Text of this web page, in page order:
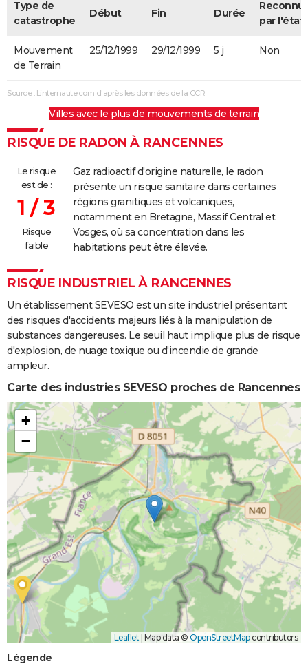
Type de
catastrophe
Début Fin Durée
par l'état
Mouvement
de Terrain
25/12/1999 29/12/1999 5 j Non
Source : Linternaute.com d'après les données de la CCR
Villes avec le plus de mouvements de terrain
RISQUE DE RADON À RANCENNES
Le risque
est de :
1 / 3
Risque
faible
Gaz radioactif d'origine naturelle, le radon
présente un risque sanitaire dans certaines
régions granitiques et volcaniques,
notamment en Bretagne, Massif Central et
Vosges, où sa concentration dans les
habitations peut être élevée.
RISQUE INDUSTRIEL À RANCENNES
Un établissement SEVESO est un site industriel présentant
des risques d'accidents majeurs liés à la manipulation de
substances dangereuses. Le seuil haut implique plus de risque
d'explosion, de nuage toxique ou d'incendie de grande
ampleur.
Carte des industries SEVESO proches de Rancennes
+
−
Leaflet Map data © OpenStreetMapcontributors
Légende